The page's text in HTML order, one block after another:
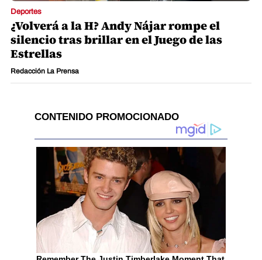
Deportes
¿Volverá a la H? Andy Nájar rompe el
silencio tras brillar en el Juego de las
Estrellas
Redacción La Prensa